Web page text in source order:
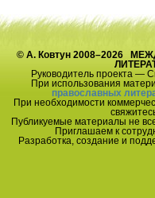
© А. Ковтун 2008–2026
Руководитель проекта —
При использования
православных
При необходимости
Публикуемые материалы не
Приглашаем к
Разработка, создание и